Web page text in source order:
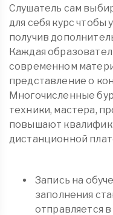
Слушатель сам
для себя курс чтобы
получив
Каждая
современном
представление о
Многочисленные
техники, мастера,
повышают
дистанционной
Запись на
заполнения
отправляется